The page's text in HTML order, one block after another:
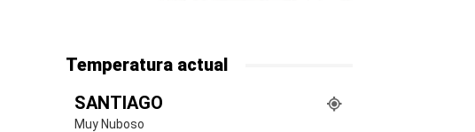
Temperatura actual
SANTIAGO
Muy Nuboso